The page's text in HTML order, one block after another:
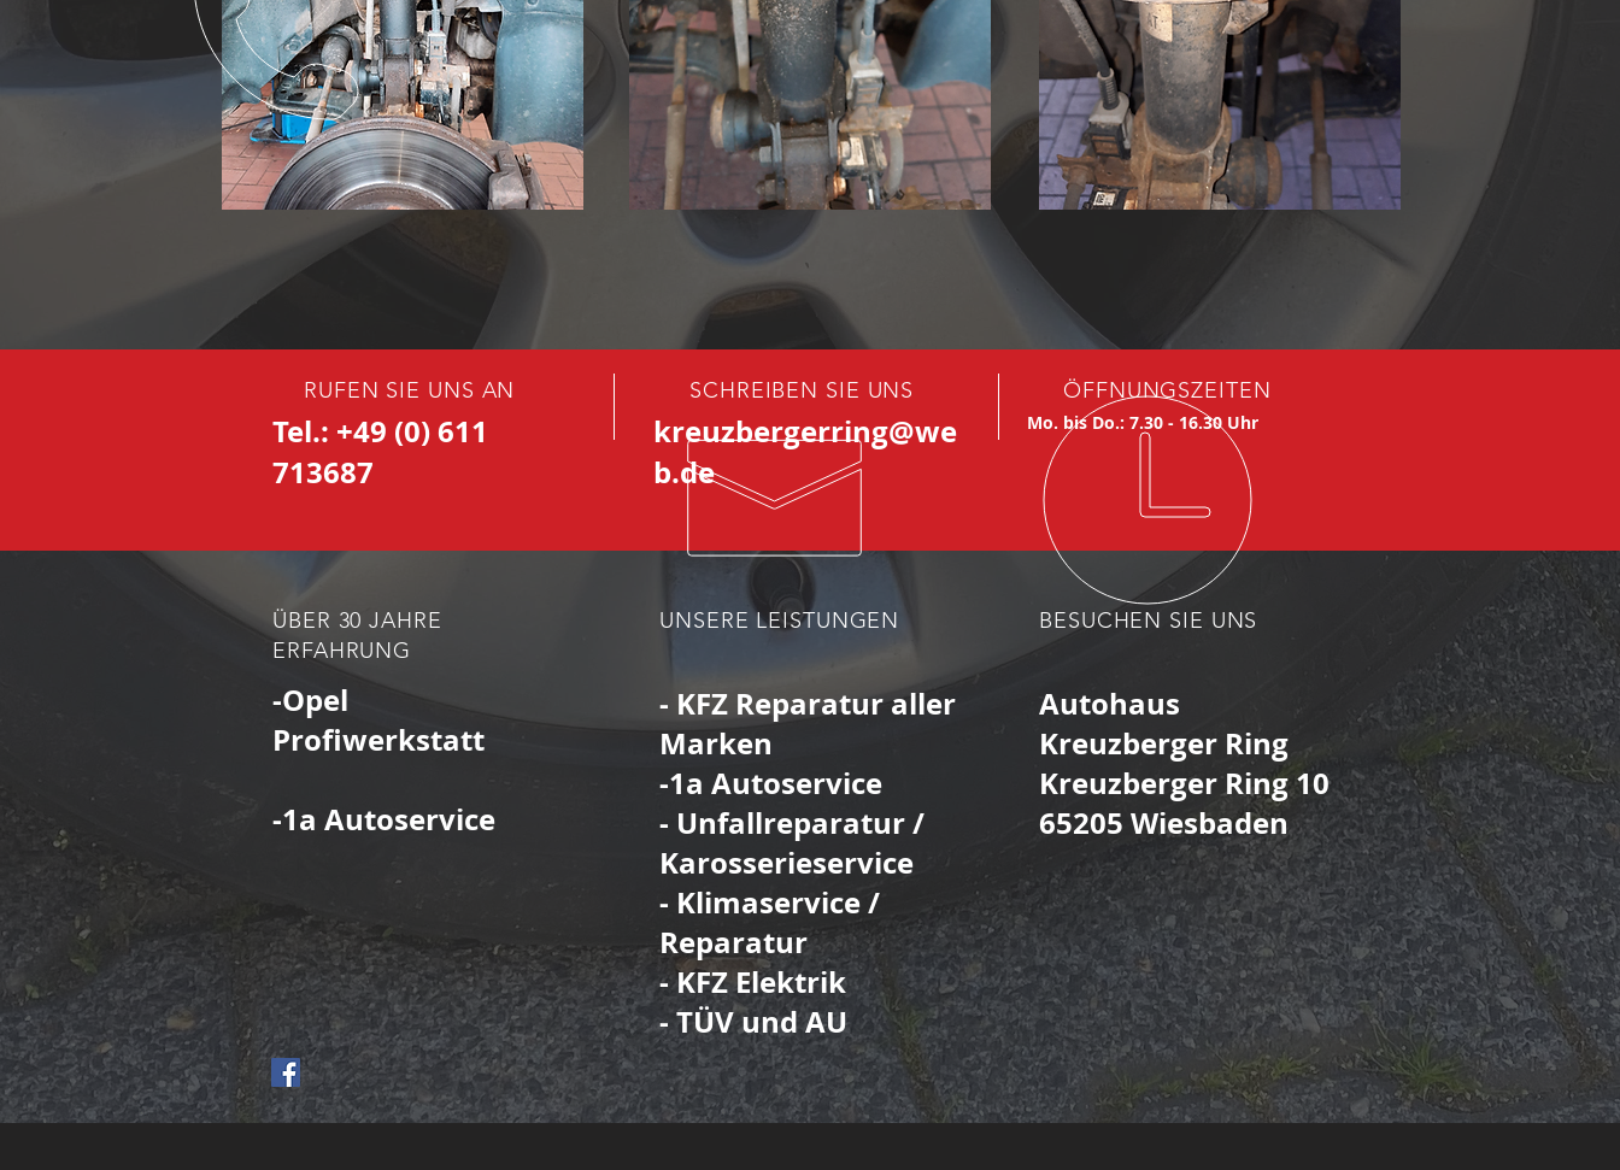
RUFEN SIE UNS AN
Tel.: +49 (0) 611
713687
SCHREIBEN SIE UNS
kreuzbergerring@we
b.de
ÖFFNUNGSZEITEN
Mo. bis Do.: 7.30 - 16.30 Uhr
ÜBER 30 JAHRE
ERFAHRUNG
-Opel
Profiwerkstatt
-1a Autoservice
UNSERE LEISTUNGEN
- KFZ Reparatur aller
Marken
-1a Autoservice
- Unfallreparatur /
Karosserieservice
- Klimaservice /
Reparatur
- KFZ Elektrik
- TÜV und AU
BESUCHEN SIE UNS
Autohaus
Kreuzberger Ring
Kreuzberger Ring 10
65205 Wiesbaden